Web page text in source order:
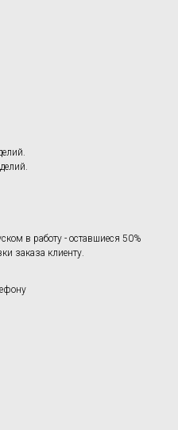
в работу - оставшиеся 50%
заказа клиенту.